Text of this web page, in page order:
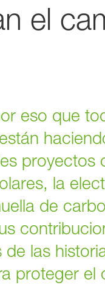
el
eso que
proyectos
la
de
de las
proteger el